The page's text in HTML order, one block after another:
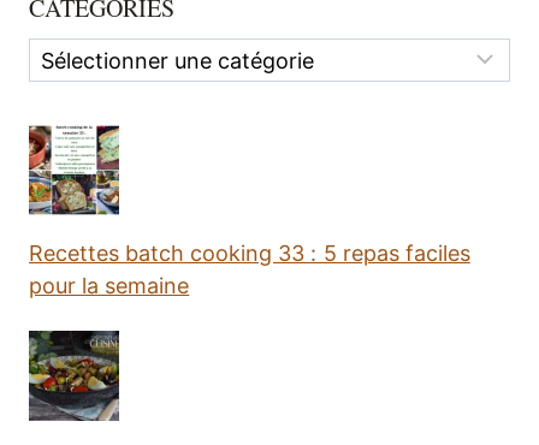
CATEGORIES
Categories
Recettes batch cooking 33 : 5 repas faciles
pour la semaine